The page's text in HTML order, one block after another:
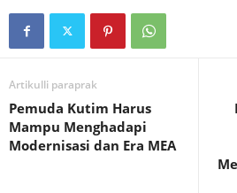
Artikulli paraprak
Pemuda Kutim Harus
Mampu Menghadapi
Modernisasi dan Era MEA